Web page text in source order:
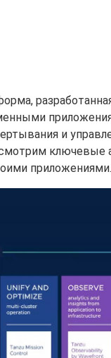
и
ключевые
приложениями.